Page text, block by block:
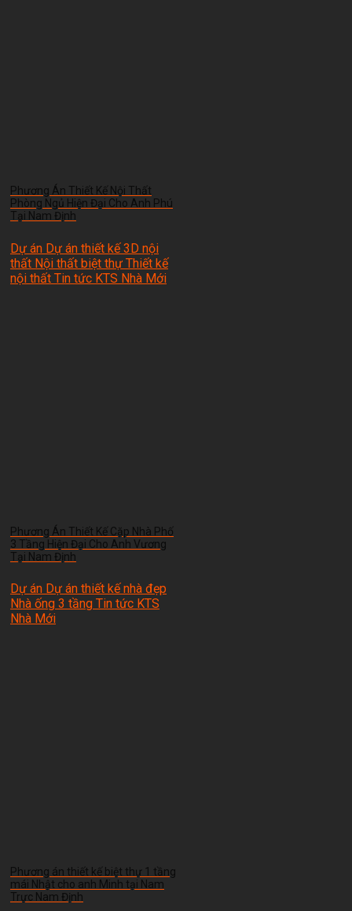
Phương Án Thiết Kế Nội Thất
Phòng Ngủ Hiện Đại Cho Anh Phú
Tại Nam Định
Dự án Dự án thiết kế 3D nội
thất Nội thất biệt thự Thiết kế
nội thất Tin tức KTS Nhà Mới
Phương Án Thiết Kế Cặp Nhà Phố
3 Tầng Hiện Đại Cho Anh Vương
Tại Nam Định
Dự án Dự án thiết kế nhà đẹp
Nhà ống 3 tầng Tin tức KTS
Nhà Mới
Phương án thiết kế biệt thự 1 tầng
mái Nhật cho anh Minh tại Nam
Trực Nam Định